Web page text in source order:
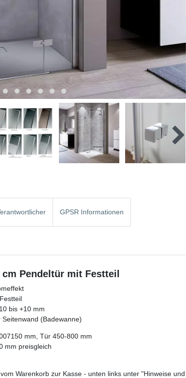
GPSR Informationen
Pendeltür mit Festteil
bis +10 mm
(Badewanne)
mm, Tür 450-800 mm
mm preisgleich
Warenkorb zur Kasse - unten links unter "Hinweise und